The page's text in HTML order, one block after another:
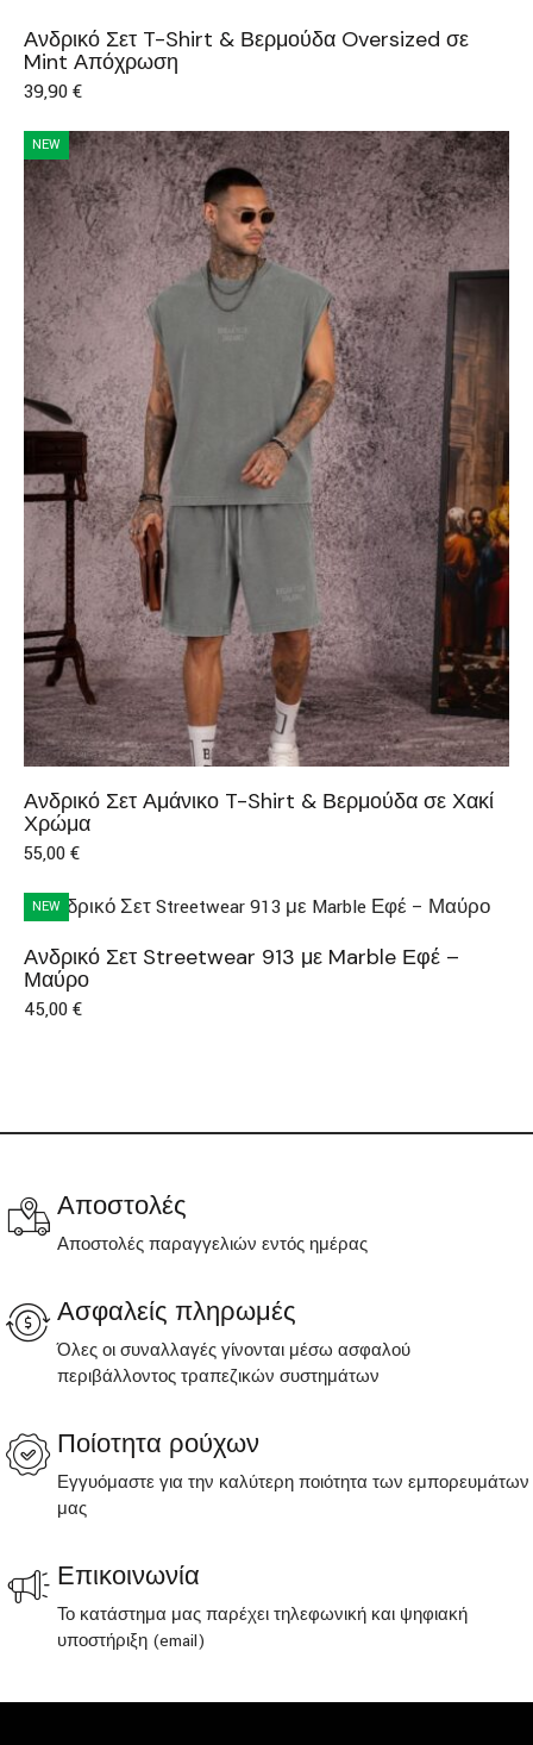
Ανδρικό Σετ T-Shirt & Βερμούδα Oversized σε
Mint Απόχρωση
39,90€
NEW
Ανδρικό Σετ Αμάνικο T-Shirt & Βερμούδα σε Χακί
Χρώμα
55,00€
NEW
Ανδρικό Σετ Streetwear 913 με Marble Εφέ –
Μαύρο
45,00€
Αποστολές
Αποστολές παραγγελιών εντός ημέρας
Ασφαλείς πληρωμές
Όλες οι συναλλαγές γίνονται μέσω ασφαλού
περιβάλλοντος τραπεζικών συστημάτων
Ποίοτητα ρούχων
Εγγυόμαστε για την καλύτερη ποιότητα των εμπορευμάτων
μας
Επικοινωνία
Το κατάστημα μας παρέχει τηλεφωνική και ψηφιακή
υποστήριξη (email)